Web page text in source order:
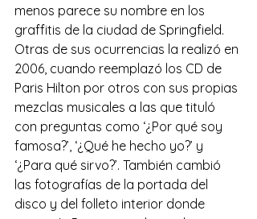
menos parece su nombre en los
graffitis de la ciudad de Springfield.
Otras de sus ocurrencias la realizó en
2006, cuando reemplazó los CD de
Paris Hilton por otros con sus propias
mezclas musicales a las que tituló
con preguntas como ‘¿Por qué soy
famosa?’, ‘¿Qué he hecho yo?’ y
‘¿Para qué sirvo?’. También cambió
las fotografías de la portada del
disco y del folleto interior donde